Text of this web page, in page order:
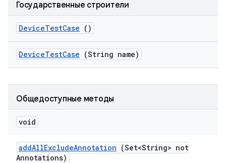
Государственные строители
DeviceTestCase ()
DeviceTestCase (String name)
Общедоступные методы
void
addAllExcludeAnnotation (Set<String> not
Annotations)